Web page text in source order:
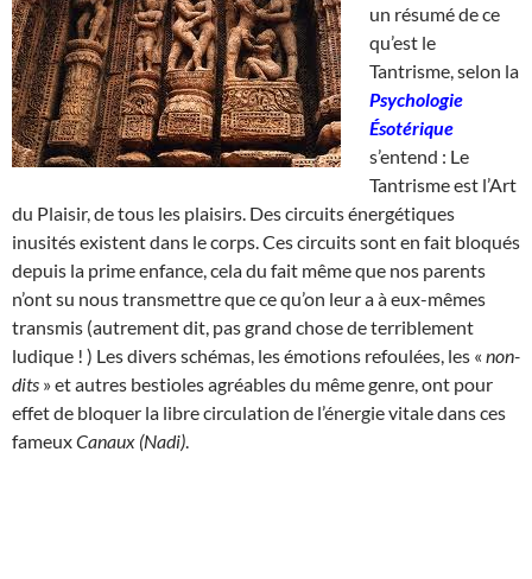
un résumé de ce
qu’est le
Tantrisme, selon la
Psychologie
Ésotérique
s’entend : Le
Tantrisme est l’Art
du Plaisir, de tous les plaisirs. Des circuits énergétiques
inusités existent dans le corps. Ces circuits sont en fait bloqués
depuis la prime enfance, cela du fait même que nos parents
n’ont su nous transmettre que ce qu’on leur a à eux-mêmes
transmis (autrement dit, pas grand chose de terriblement
ludique ! ) Les divers schémas, les émotions refoulées, les « non-
dits » et autres bestioles agréables du même genre, ont pour
effet de bloquer la libre circulation de l’énergie vitale dans ces
fameuxCanaux (Nadi)